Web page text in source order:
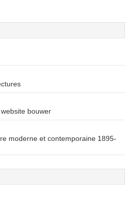
bouwer
moderne et contemporaine 1895-